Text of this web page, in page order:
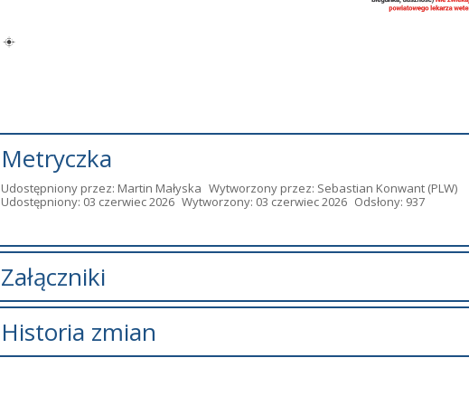
Metryczka
Udostępniony przez: Martin Małyska Wytworzony przez: Sebastian Konwant (PLW)
Udostępniony: 03 czerwiec 2026 Wytworzony: 03 czerwiec 2026 Odsłony: 937
Załączniki
Brak załączników.
Historia zmian